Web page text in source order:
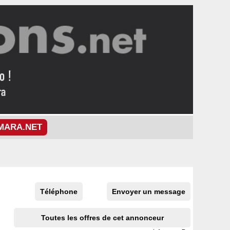
Téléphone Envoyer un message
Toutes les offres de cet annonceur